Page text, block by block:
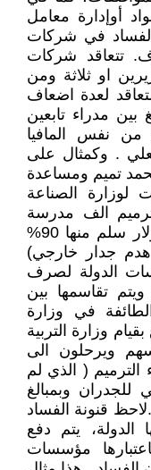
أوإدارة معامل
الفساد في شركات
تتعاقد شركات
او ثلاثة ومن
لعدة اضعاف
بين مدراء تابعين
من نفس المافيا
. وكمثال على
تميم ومساعدة
لوزارة الصناعة
الف مدرسة
بمبلغ يصل الى قراية نصف مليار دولار سلم منها 90%
هدم جدار خارجي)
الدولة لصرف
تقاسمها بين
في وزارة
وزارة التربية
ويرحلون الى
الترميم ( الذي لم
للجدران وبمبالغ
قنونة الفساد
الدولة، يتم دفع
مؤسسات